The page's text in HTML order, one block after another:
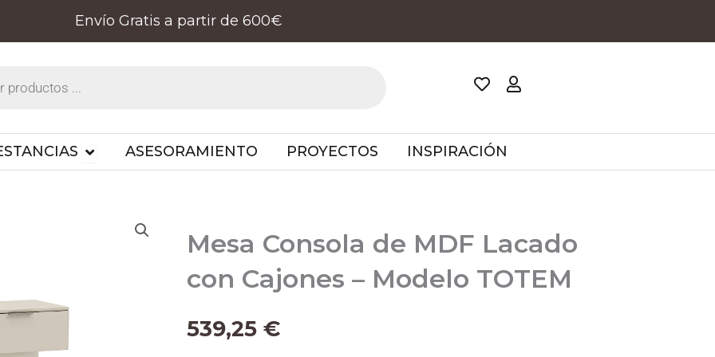
Envío Gratis a partir de 600€
OPEN ESTANCIAS
ASESORAMIENTO PROYECTOS INSPIRACIÓN
Mesa Consola de MDF Lacado
con Cajones – Modelo TOTEM
539,25 €